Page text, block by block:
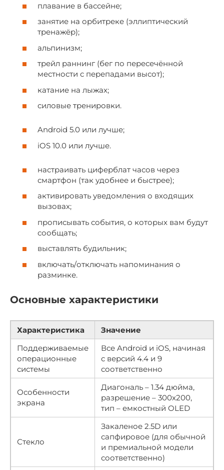
плавание в бассейне;
занятие на орбитреке (эллиптический
тренажёр);
альпинизм;
трейл раннинг (бег по пересечённой
местности с перепадами высот);
катание на лыжах;
силовые тренировки.
Android 5.0 или лучше;
iOS 10.0 или лучше.
настраивать циферблат часов через
смартфон (так удобнее и быстрее);
активировать уведомления о входящих
вызовах;
прописывать события, о которых вам будут
сообщать;
выставлять будильник;
включать/отключать напоминания о
разминке.
Основные характеристики
Характеристика
Значение
Поддерживаемые
операционные
системы
Все Android и iOS, начиная
с версий 4.4 и 9
соответственно
Особенности
экрана
Диагональ – 1.34 дюйма,
разрешение – 300х200,
тип – емкостный OLED
Стекло
Закаленое 2.5D или
сапфировое (для обычной
и премиальной модели
соответственно)